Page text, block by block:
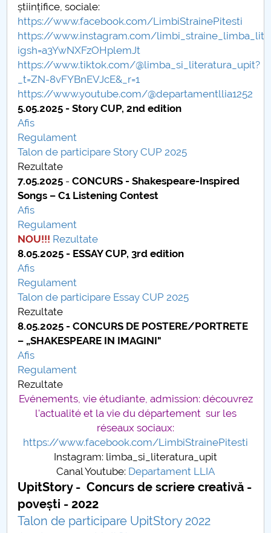
Nr. de telefon si adrese Facultăți
Informations sur l'admission
Români de pretutindeni - ADMITERE
Sénat universitaire
Facultés
STUDENTI CUP
Ghiduri pentru STUDENȚI
Relations publiques
Relations Internationales
PNRR
Proiect (PRIM STUD)
Proiect SU-ETIC
Protection des données personnelles
Université pour la communauté
Comisie de etica unversitară
Evenimente CUP
Accesibilitate pentru studenții cu dizabilități
științifice, sociale:
https://www.facebook.com/LimbiStrainePitesti
https://www.instagram.com/
igsh=a3YwNXFzOHplemJt
https://www.tiktok.com/@limba_si_literatura_upit?
_t=ZN-8vFYBnEVJcE&_r=1
https://www.youtube.com/@departamentllia1252
5.05.2025 - Story CUP, 2nd edition
Afis
Regulament
Talon de participare Story CUP 2025
Rezultate
7.05.2025 -CONCURS -Shakespeare-Inspired
Songs – C1 Listening Contest
Afis
Regulament
NOU!!! Rezultate
8.05.2025 - ESSAY CUP, 3rd edition
Afis
Regulament
Talon de participare Essay CUP 2025
Rezultate
8.05.2025 - CONCURS DE POSTERE/PORTRETE
– „SHAKESPEARE IN IMAGINI"
Afis
Regulament
Rezultate
Evénements, vie étudiante, admission: découvrez
l'actualité et la vie du département sur les
réseaux sociaux:
https://www.facebook.com/LimbiStrainePitesti
Instagram: limba_si_literatura_upit
Canal Youtube: Departament LLIA
UpitStory - Concurs de scriere creativă -
povești - 2022
Talon de participare UpitStory 2022